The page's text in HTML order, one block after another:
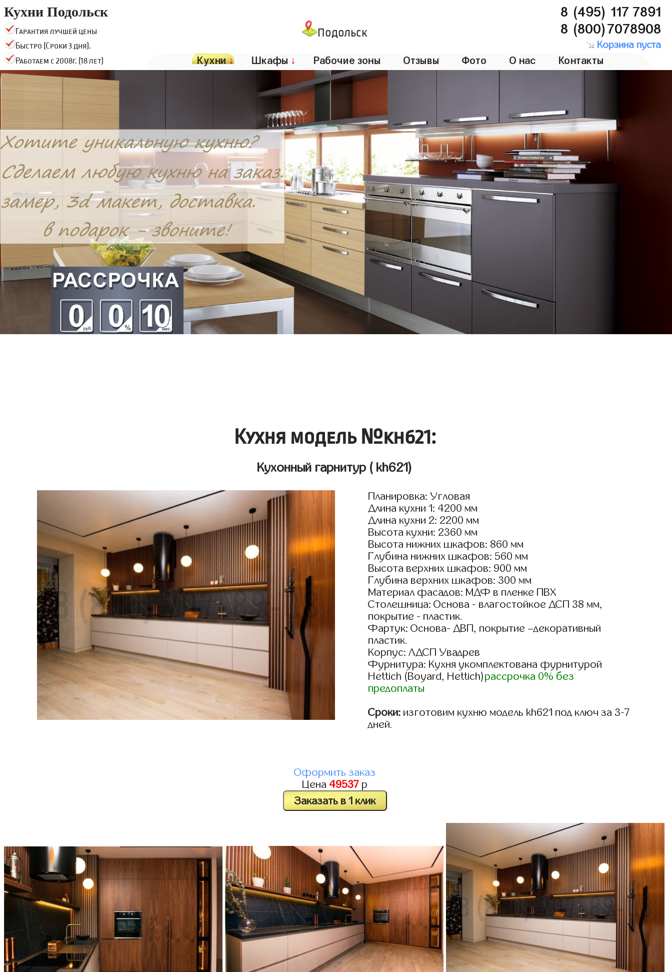
Кухни Подольск
Гарантия лучшей цены
Быстро (Сроки 3 дня).
Работаем с 2008г. (18 лет)
Подольск
8 (495) 117 7891
8 (800)7078908
Корзина пуста
Кухни↓ Шкафы ↓ Рабочие зоны Отзывы Фото О нас Контакты
Кухня модель №kh621:
Кухонный гарнитур ( kh621)
Планировка: Угловая
Длина кухни 1: 4200 мм
Длина кухни 2: 2200 мм
Высота кухни: 2360 мм
Высота нижних шкафов: 860 мм
Глубина нижних шкафов: 560 мм
Высота верхних шкафов: 900 мм
Глубина верхних шкафов: 300 мм
Материал фасадов: МДФ в пленке ПВХ
Столешница: Основа - влагостойкое ДСП 38 мм,
покрытие - пластик.
Фартук: Основа- ДВП, покрытие –декоративный
пластик.
Корпус: ЛДСП Увадрев
Фурнитура: Кухня укомплектована фурнитурой
Hettich (Boyard, Hettich)рассрочка 0% без
предоплаты
Сроки: изготовим кухню модель kh621 под ключ за 3-7
дней.
Оформить заказ
Цена 49537 р
Заказать в 1 клик